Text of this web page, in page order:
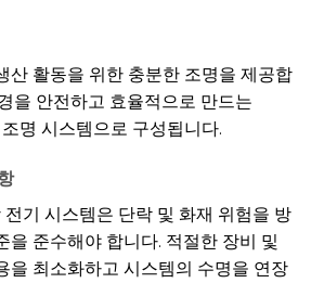
산 활동을 위한 충분한 조명을 제공합
을 안전하고 효율적으로 만드는
명 시스템으로 구성됩니다.
전기 시스템은 단락 및 화재 위험을 방
을 준수해야 합니다. 적절한 장비 및
을 최소화하고 시스템의 수명을 연장